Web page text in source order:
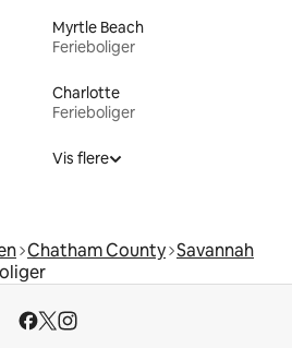
Myrtle Beach
Ferieboliger
Charlotte
Ferieboliger
Vis flere
Chatham County Savannah